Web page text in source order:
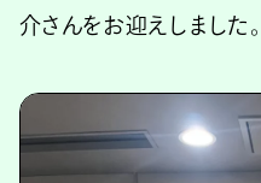
介さんをお迎えしました